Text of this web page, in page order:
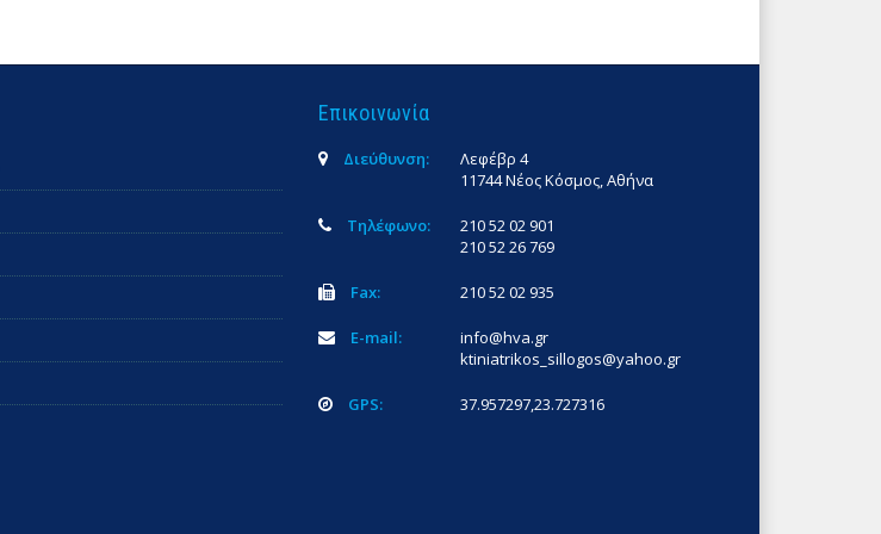
Επικοινωνία
Διεύθυνση:
Λεφέβρ 4
11744 Νέος Κόσμος, Αθήνα
Τηλέφωνο:
210 52 02 901
210 52 26 769
Fax: 210 52 02 935
E-mail:
info@hva.gr
ktiniatrikos_sillogos@yahoo.gr
GPS: 37.957297,23.727316